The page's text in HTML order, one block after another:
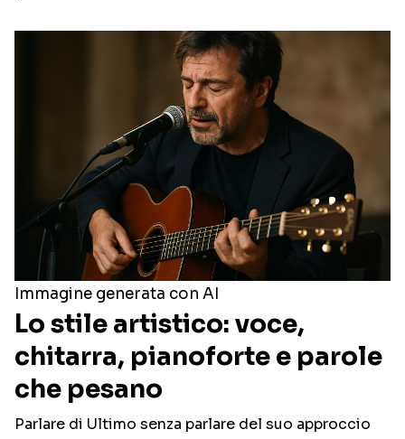
Immagine generata con AI
Lo stile artistico: voce,
chitarra, pianoforte e parole
che pesano
Parlare di Ultimo senza parlare del suo approccio